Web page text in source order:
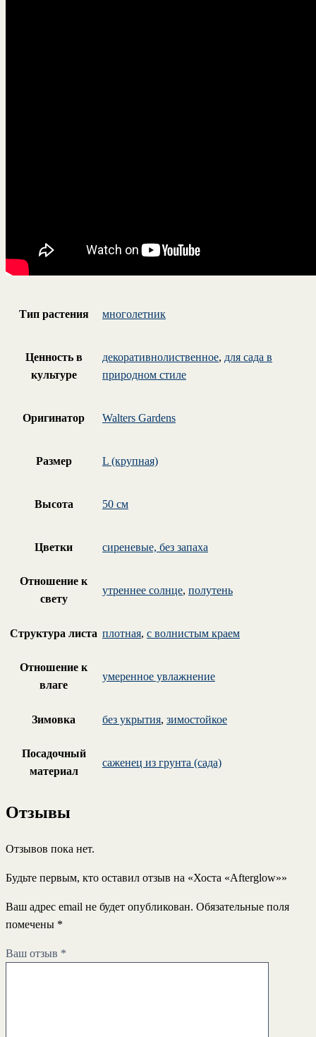
Тип растения многолетник
Ценность в
культуре
декоративнолиственное, для сада в
природном стиле
Оригинатор Walters Gardens
Размер L (крупная)
Высота 50 см
Цветки сиреневые, без запаха
Отношение к
свету
утреннее солнце, полутень
Структура листа плотная, с волнистым краем
Отношение к
влаге
умеренное увлажнение
Зимовка без укрытия, зимостойкое
Посадочный
материал
саженец из грунта (сада)
Отзывы
Отзывов пока нет.
Будьте первым, кто оставил отзыв на «Хоста «Afterglow»»
Ваш адрес email не будет опубликован. Обязательные поля
помечены *
Ваш отзыв *